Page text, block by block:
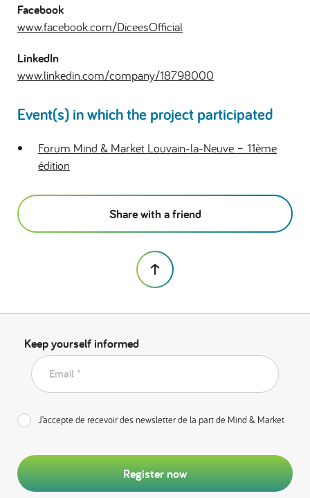
Facebook
www.facebook.com/DiceesOfficial
LinkedIn
www.linkedin.com/company/18798000
Event(s) in which the project participated
Forum Mind & Market Louvain-la-Neuve – 11ème
édition
Share with a friend
Keep yourself informed
Email *
J’accepte de recevoir des newsletter de la part de Mind & Market
Register now